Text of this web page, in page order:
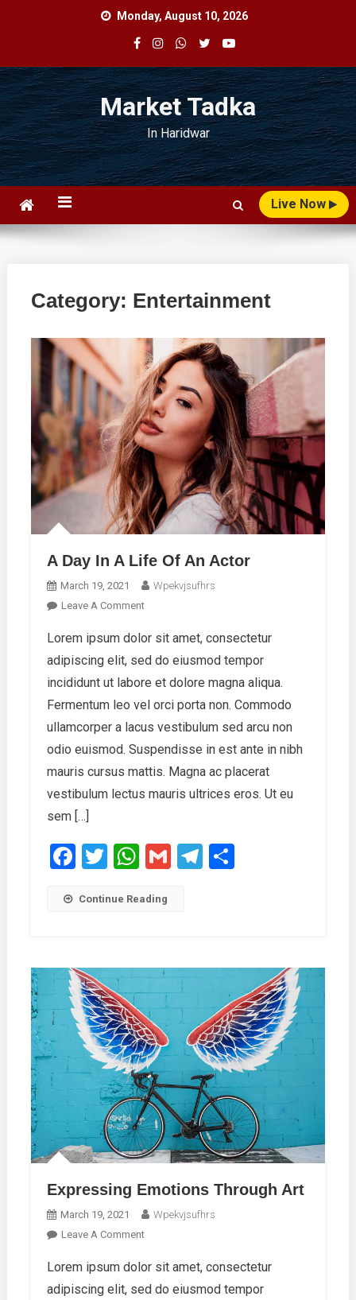
Monday, August 10, 2026
Market Tadka
In Haridwar
Live Now
Category: Entertainment
A Day In A Life Of An Actor
March 19, 2021
Wpekvjsufhrs
Leave A CommentOn
Day
In
A
An
Actor
Lorem ipsum dolor sit amet, consectetur
adipiscing elit, sed do eiusmod tempor
incididunt ut labore et dolore magna aliqua.
Fermentum leo vel orci porta non. Commodo
ullamcorper a lacus vestibulum sed arcu non
odio euismod. Suspendisse in est ante in nibh
mauris cursus mattis. Magna ac placerat
vestibulum lectus mauris ultrices eros. Ut eu
sem […]
Facebook
Twitter
WhatsApp
GmailTelegram
Share
Continue Reading
Expressing Emotions Through Art
March 19, 2021
Wpekvjsufhrs
Leave A CommentOn
Emotions
Through
Lorem ipsum dolor sit amet, consectetur
adipiscing elit, sed do eiusmod tempor